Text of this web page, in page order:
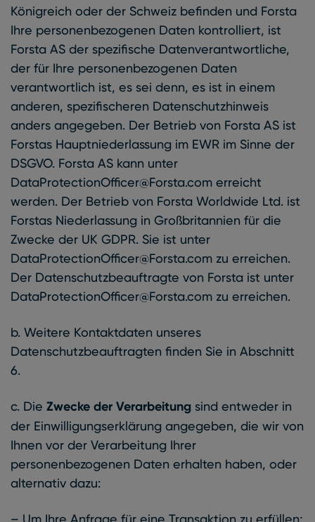
Königreich oder der Schweiz befinden und Forsta
Ihre personenbezogenen Daten kontrolliert, ist
Forsta AS der spezifische Datenverantwortliche,
der für Ihre personenbezogenen Daten
verantwortlich ist, es sei denn, es ist in einem
anderen, spezifischeren Datenschutzhinweis
anders angegeben. Der Betrieb von Forsta AS ist
Forstas Hauptniederlassung im EWR im Sinne der
DSGVO. Forsta AS kann unter
DataProtectionOfficer@Forsta.com erreicht
werden. Der Betrieb von Forsta Worldwide Ltd. ist
Forstas Niederlassung in Großbritannien für die
Zwecke der UK GDPR. Sie ist unter
DataProtectionOfficer@Forsta.com zu erreichen.
Der Datenschutzbeauftragte von Forsta ist unter
DataProtectionOfficer@Forsta.com zu erreichen.
b. Weitere Kontaktdaten unseres
Datenschutzbeauftragten finden Sie in Abschnitt
6.
c. Die Zwecke der Verarbeitung sind entweder in
der Einwilligungserklärung angegeben, die wir von
Ihnen vor der Verarbeitung Ihrer
personenbezogenen Daten erhalten haben, oder
alternativ dazu:
– Um Ihre Anfrage für eine Transaktion zu erfüllen;